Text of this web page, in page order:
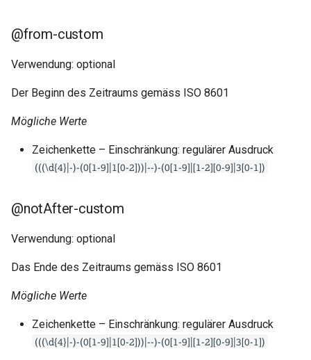
@from-custom
Verwendung: optional
Der Beginn des Zeitraums gemäss ISO 8601
Mögliche Werte
Zeichenkette – Einschränkung: regulärer Ausdruck
(((\d{4}|-)-(0[1-9]|1[0-2]))|--)-(0[1-9]|[1-2][0-9]|3[0-1])
@notAfter-custom
Verwendung: optional
Das Ende des Zeitraums gemäss ISO 8601
Mögliche Werte
Zeichenkette – Einschränkung: regulärer Ausdruck
(((\d{4}|-)-(0[1-9]|1[0-2]))|--)-(0[1-9]|[1-2][0-9]|3[0-1])